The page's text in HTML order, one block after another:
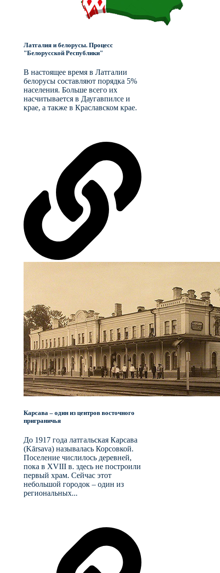
Латгалия и белорусы. Процесс
"Белорусской Республики"
В настоящее время в Латгалии
белорусы составляют порядка 5%
населения. Больше всего их
насчитывается в Даугавпилсе и
крае, а также в Краславском крае.
Карсава – один из центров восточного
приграничья
До 1917 года латгальская Карсава
(Kārsava) называлась Корсовкой.
Поселение числилось деревней,
пока в XVIII в. здесь не построили
первый храм. Сейчас этот
небольшой городок – один из
региональных...